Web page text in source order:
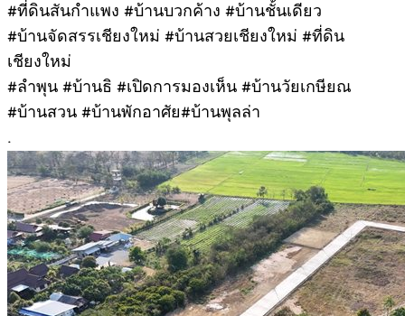
#ที่ดินสันกำแพง #บ้านบวกค้าง #บ้านชั้นเดียว
#บ้านจัดสรรเชียงใหม่ #บ้านสวยเชียงใหม่ #ที่ดิน
เชียงใหม่
#ลำพุน #บ้านธิ #เปิดการมองเห็น #บ้านวัยเกษียณ
#บ้านสวน #บ้านพักอาศัย#บ้านพุลล่า
.